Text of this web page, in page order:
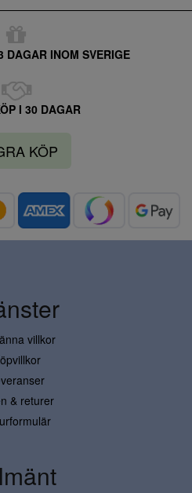
DAGAR INOM SVERIGE
I 30 DAGAR
KÖP
villkor
& returer